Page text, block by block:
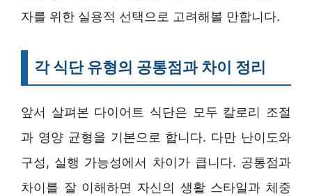
자를 위한 실용적 선택으로 고려해볼 만합니다.
각 식단 유형의 공통점과 차이 정리
앞서 살펴본 다이어트 식단은 모두 칼로리 조절
과 영양 균형을 기본으로 합니다. 다만 난이도와
구성, 실행 가능성에서 차이가 큽니다. 공통점과
차이를 잘 이해하면 자신의 생활 스타일과 체중